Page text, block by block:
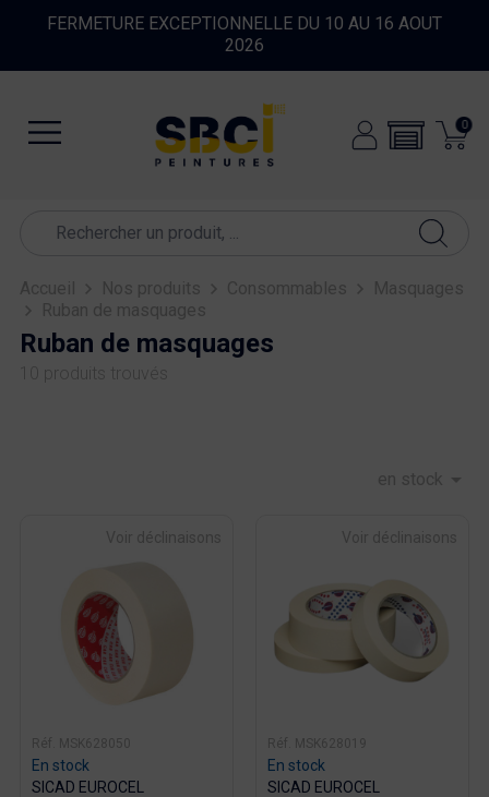
FERMETURE EXCEPTIONNELLE DU 10 AU 16 AOUT
2026
0
Accueil Nos produits Consommables
Masquages
Ruban de masquages
Ruban de masquages
10 produits trouvés
en stock 
Voir déclinaisons
Réf. MSK628050
En stock
SICAD EUROCEL
Voir déclinaisons
Réf. MSK628019
En stock
SICAD EUROCEL